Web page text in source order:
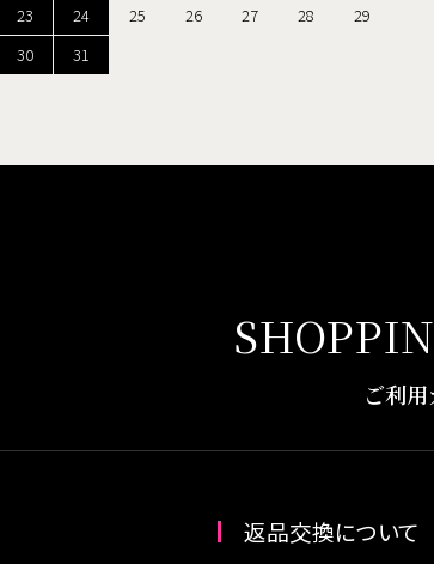
23
24 25 26 27 28
29
30
31
返品交換について